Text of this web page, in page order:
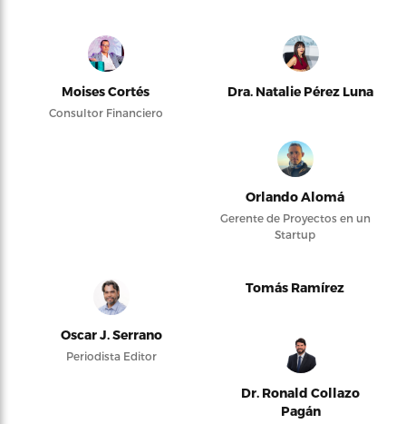
Moises Cortés
Consultor Financiero
Dra. Natalie Pérez Luna
Orlando Alomá
Gerente de Proyectos en un
Startup
Oscar J. Serrano
Periodista Editor
Tomás Ramírez
Dr. Ronald Collazo
Pagán